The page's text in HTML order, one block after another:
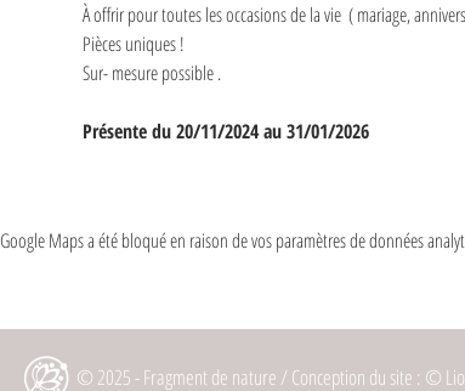
À offrir pour toutes les occasions de la vie  ( mariage,
Pièces uniques !
Sur- mesure possible .
Présente du 20/11/2024 au 31/01/2026
Google Maps a été bloqué en raison de vos paramètres de données
© 2025 - Fragment de nature / Conception du site : ©